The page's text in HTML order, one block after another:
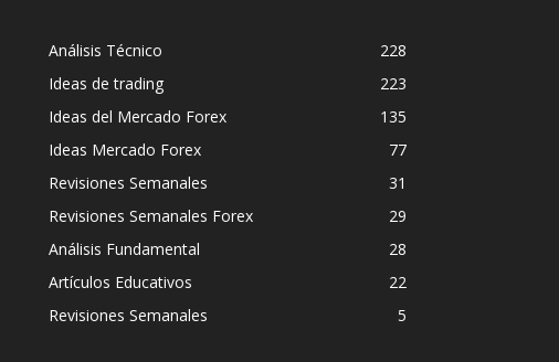
Análisis Técnico
228
Ideas de trading
223
Ideas del Mercado Forex
135
Ideas Mercado Forex
77
Revisiones Semanales
31
Revisiones Semanales Forex
29
Análisis Fundamental
28
Artículos Educativos
22
Revisiones Semanales
5